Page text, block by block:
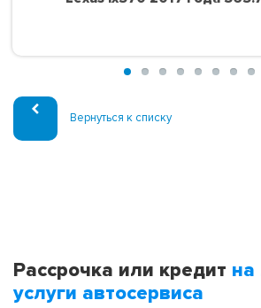
Вернуться к списку
Рассрочка или кредит
услуги автосервиса